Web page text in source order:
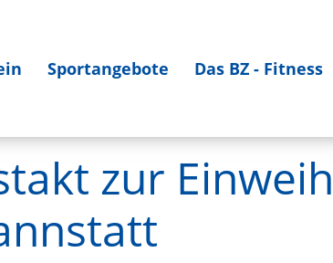
Sportangebote Das BZ - Fitness
zur